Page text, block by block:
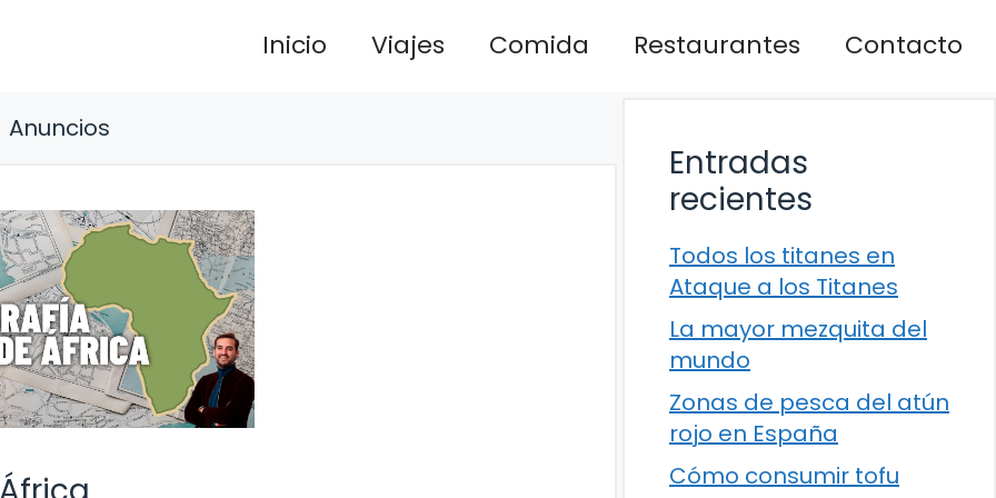
Inicio Viajes Comida Restaurantes Contacto
Anuncios
Entradas
recientes
Todos los titanes en
Ataque a los Titanes
La mayor mezquita del
mundo
Zonas de pesca del atún
rojo en España
Cómo consumir tofu